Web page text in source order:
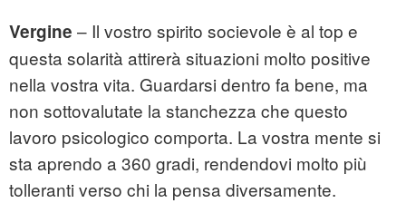
Vergine – Il vostro spirito socievole è al top e
questa solarità attirerà situazioni molto positive
nella vostra vita. Guardarsi dentro fa bene, ma
non sottovalutate la stanchezza che questo
lavoro psicologico comporta. La vostra mente si
sta aprendo a 360 gradi, rendendovi molto più
tolleranti verso chi la pensa diversamente.